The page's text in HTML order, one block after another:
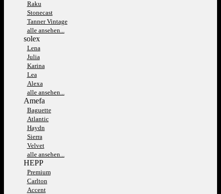
Raku
Stonecast
Tanner Vintage
alle ansehen...
solex
Lena
Julia
Karina
Lea
Alexa
alle ansehen...
Amefa
Baguette
Atlantic
Haydn
Sierra
Velvet
alle ansehen...
HEPP
Premium
Carlton
Accent